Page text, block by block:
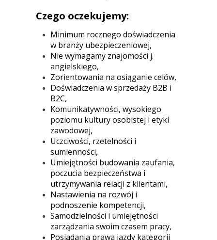
Czego oczekujemy:
Minimum rocznego doświadczenia
w branży ubezpieczeniowej,
Nie wymagamy znajomości j.
angielskiego,
Zorientowania na osiąganie celów,
Doświadczenia w sprzedaży B2B i
B2C,
Komunikatywności, wysokiego
poziomu kultury osobistej i etyki
zawodowej,
Uczciwości, rzetelności i
sumienności,
Umiejętności budowania zaufania,
poczucia bezpieczeństwa i
utrzymywania relacji z klientami,
Nastawienia na rozwój i
podnoszenie kompetencji,
Samodzielności i umiejętności
zarządzania swoim czasem pracy,
Posiadania prawa jazdy kategorii